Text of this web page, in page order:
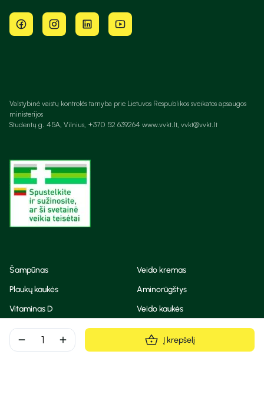
remove add Į krepšelį
Valstybinė vaistų kontrolės tarnyba prie Lietuvos Respublikos sveikatos apsaugos
ministerijos
Studentų g. 45A, Vilnius, +370 52 639264 www.vvkt.lt, vvkt@vvkt.lt
Šampūnas
Veido kremas
Plaukų kaukės
Aminorūgštys
Vitaminas D
Veido kaukės
Korėjietiška kosmetika
Eteriniai aliejai
Dezodorantas
BB ir CC kremas